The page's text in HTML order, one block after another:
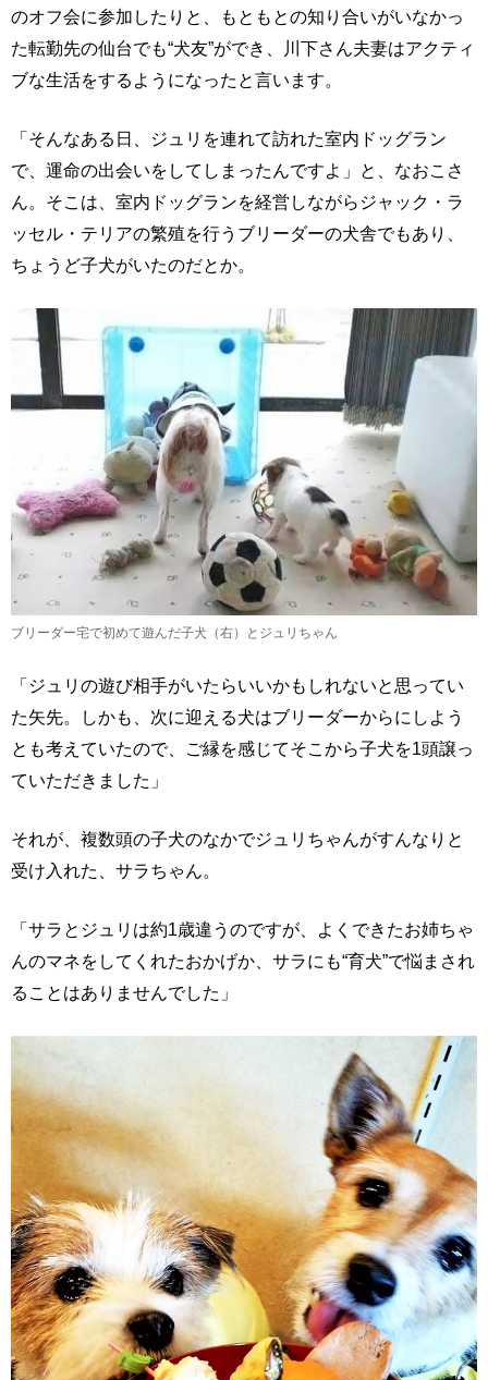
のオフ会に参加したりと、もともとの知り合いがいなかっ
た転勤先の仙台でも“犬友”ができ、川下さん夫妻はアクティ
ブな生活をするようになったと言います。
「そんなある日、ジュリを連れて訪れた室内ドッグラン
で、運命の出会いをしてしまったんですよ」と、なおこさ
ん。そこは、室内ドッグランを経営しながらジャック・ラ
ッセル・テリアの繁殖を行うブリーダーの犬舎でもあり、
ちょうど子犬がいたのだとか。
ブリーダー宅で初めて遊んだ子犬（右）とジュリちゃん
「ジュリの遊び相手がいたらいいかもしれないと思ってい
た矢先。しかも、次に迎える犬はブリーダーからにしよう
とも考えていたので、ご縁を感じてそこから子犬を1頭譲っ
ていただきました」
それが、複数頭の子犬のなかでジュリちゃんがすんなりと
受け入れた、サラちゃん。
「サラとジュリは約1歳違うのですが、よくできたお姉ちゃ
んのマネをしてくれたおかげか、サラにも“育犬”で悩まされ
ることはありませんでした」